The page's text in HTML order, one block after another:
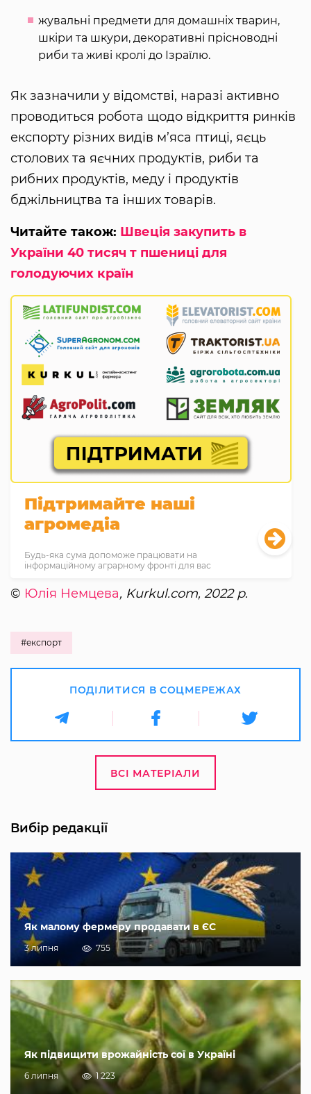
жувальні предмети для домашніх тварин,
шкіри та шкури, декоративні прісноводні
риби та живі кролі до Ізраїлю.
Як зазначили у відомстві, наразі активно
проводиться робота щодо відкриття ринків
експорту різних видів м’яса птиці, яєць
столових та яєчних продуктів, риби та
рибних продуктів, меду і продуктів
бджільництва та інших товарів.
Читайте також: Швеція закупить в
України 40 тисяч т пшениці для
голодуючих країн
Підтримайте наші
агромедіа
Будь-яка сума допоможе працювати на
інформаційному аграрному фронті для вас
© Юлія Немцева, Kurkul.com, 2022 р.
#експорт
ПОДІЛИТИСЯ В СОЦМЕРЕЖАХ
ВСІ МАТЕРІАЛИ
Вибір редакції
Як малому фермеру продавати в ЄС
3 липня 755
Як підвищити врожайність сої в Україні
6 липня 1 223